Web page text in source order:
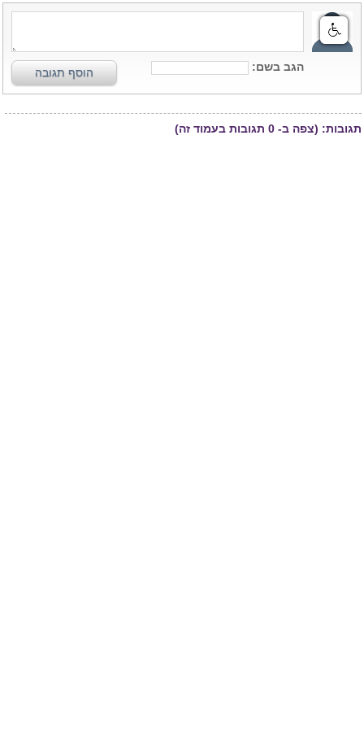
הגב בשם: הוסף תגובה
תגובות: (צפה ב- 0 תגובות בעמוד זה)